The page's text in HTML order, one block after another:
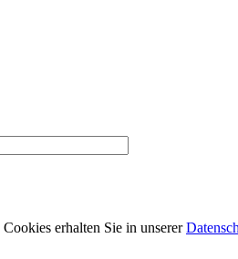
erhalten Sie in unserer